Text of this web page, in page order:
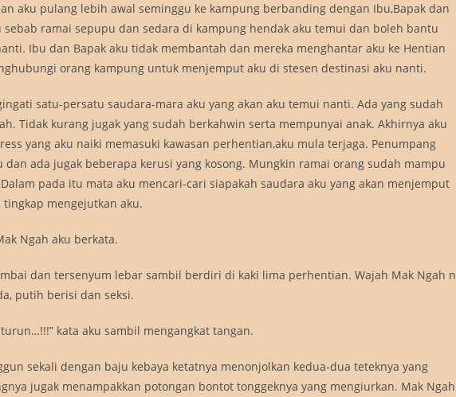
aku pulang lebih awal seminggu ke kampung berbanding dengan Ibu,Bapak dan
ramai sepupu dan sedara di kampung hendak aku temui dan boleh bantu
Ibu dan Bapak aku tidak membantah dan mereka menghantar aku ke Hentian
orang kampung untuk menjemput aku di stesen destinasi aku nanti.
satu-persatu saudara-mara aku yang akan aku temui nanti. Ada yang sudah
Tidak kurang jugak yang sudah berkahwin serta mempunyai anak. Akhirnya aku
yang aku naiki memasuki kawasan perhentian,aku mula terjaga. Penumpang
ada jugak beberapa kerusi yang kosong. Mungkin ramai orang sudah mampu
pada itu mata aku mencari-cari siapakah saudara aku yang akan menjemput
mengejutkan aku.
Ngah aku berkata.
dan tersenyum lebar sambil berdiri di kaki lima perhentian. Wajah Mak Ngah
putih berisi dan seksi.
kata aku sambil mengangkat tangan.
sekali dengan baju kebaya ketatnya menonjolkan kedua-dua teteknya yang
jugak menampakkan potongan bontot tonggeknya yang mengiurkan. Mak Ngah